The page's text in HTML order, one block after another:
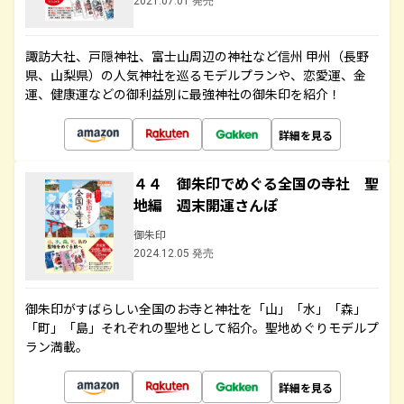
諏訪大社、戸隠神社、富士山周辺の神社など信州 甲州（長野
県、山梨県）の人気神社を巡るモデルプランや、恋愛運、金
運、健康運などの御利益別に最強神社の御朱印を紹介！
詳細を見る
４４ 御朱印でめぐる全国の寺社 聖
地編 週末開運さんぽ
御朱印
2024.12.05 発売
御朱印がすばらしい全国のお寺と神社を「山」「水」「森」
「町」「島」それぞれの聖地として紹介。聖地めぐりモデルプ
ラン満載。
詳細を見る